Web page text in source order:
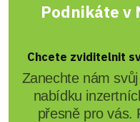
Podnikáte v
Chcete zviditelnit
Zanechte nám
nabídku
přesně pro vás.